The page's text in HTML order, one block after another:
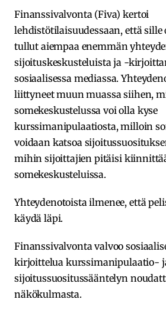
Finanssivalvonta (Fiva) kertoi
lehdistötilaisuudessaan, että
tullut aiempaa enemmän
sijoituskeskusteluista ja -
sosiaalisessa mediassa.
liittyneet muun muassa siihen,
somekeskustelussa voi olla kyse
kurssimanipulaatiosta, milloin
voidaan katsoa
mihin sijoittajien pitäisi
somekeskusteluissa.
Yhteydenotoista ilmenee, että
käydä läpi.
Finanssivalvonta valvoo
kirjoittelua kurssimanipulaatio-
sijoitussuositussääntelyn
näkökulmasta.